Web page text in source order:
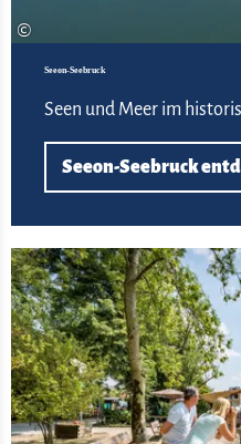
©
Seeon-Seebruck
Seen und Meer im
Seeon-Seebruck